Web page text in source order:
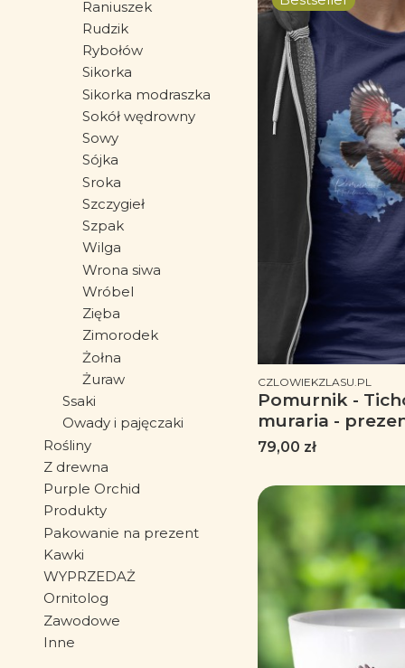
Raniuszek
Rudzik
Rybołów
Sikorka
Sikorka modraszka
Sokół wędrowny
Sowy
Sójka
Sroka
Szczygieł
Szpak
Wilga
Wrona siwa
Wróbel
Zięba
Zimorodek
Żołna
Żuraw
Ssaki
Owady i pajęczaki
Rośliny
Z drewna
Purple Orchid
Produkty
Pakowanie na prezent
Kawki
WYPRZEDAŻ
Ornitolog
Zawodowe
Inne
PRODUCENT
CZLOWIEKZLASU.PL
Pomurnik -
muraria -
ornitologa -
pomurnikiem -
Cena
79,00 zł